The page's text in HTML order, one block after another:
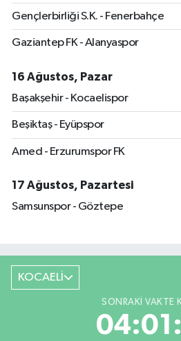
Gençlerbirliği S.K. - Fenerbahçe
Gaziantep FK - Alanyaspor
16 Ağustos, Pazar
Başakşehir - Kocaelispor
Beşiktaş - Eyüpspor
Amed - Erzurumspor FK
17 Ağustos, Pazartesi
Samsunspor - Göztepe
KOCAELİ
SONRAKI VAKTE